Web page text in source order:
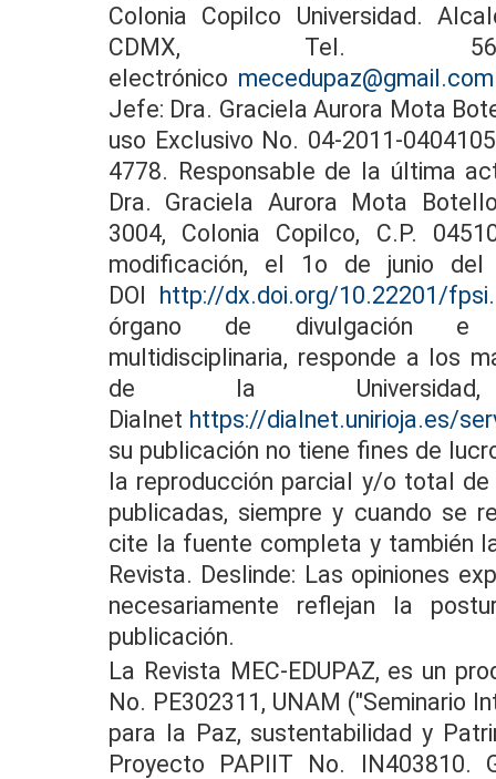
Colonia Copilco Universidad.
CDMX, Tel.
electrónico mecedupaz@gmail.com
Jefe: Dra. Graciela Aurora Mota
uso Exclusivo No. 04-2011-
4778. Responsable de la última
Dra. Graciela Aurora Mota
3004, Colonia Copilco, C.P.
modificación, el 1o de junio del
DOI http://dx.doi.org/10.22201/
órgano de divulgación e
multidisciplinaria, responde a los
de la
Dialnet https://dialnet.unirioja.es/
su publicación no tiene fines de
la reproducción parcial y/o total
publicadas, siempre y cuando se
cite la fuente completa y también
Revista. Deslinde: Las opiniones
necesariamente reflejan la
publicación.
La Revista MEC-EDUPAZ, es un
No. PE302311, UNAM ("Seminario
para la Paz, sustentabilidad y
Proyecto PAPIIT No. IN403810.